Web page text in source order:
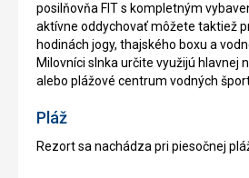
posilňovňa FIT s kompletným
aktívne oddychovať môžete taktiež
hodinách jogy, thajského boxu a
Milovníci slnka určite využijú hlavnej
alebo plážové centrum vodných
Pláž
Rezort sa nachádza pri piesočnej